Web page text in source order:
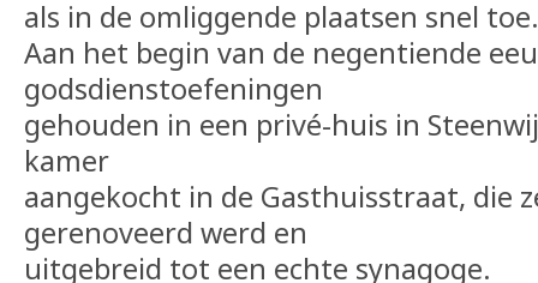
als in de omliggende plaatsen snel toe.
Aan het begin van de negentiende
godsdienstoefeningen
gehouden in een privé-huis in
kamer
aangekocht in de Gasthuisstraat, die
gerenoveerd werd en
uitgebreid tot een echte synagoge.